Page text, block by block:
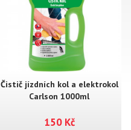
Čistič jízdních kol a elektrokol
Carlson 1000ml
150 Kč